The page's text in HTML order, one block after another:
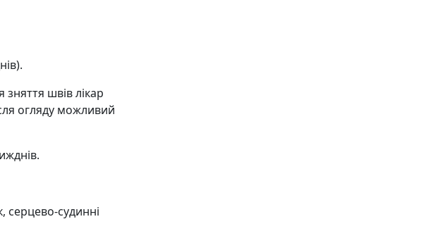
швів лікар
огляду можливий
серцево-судинні